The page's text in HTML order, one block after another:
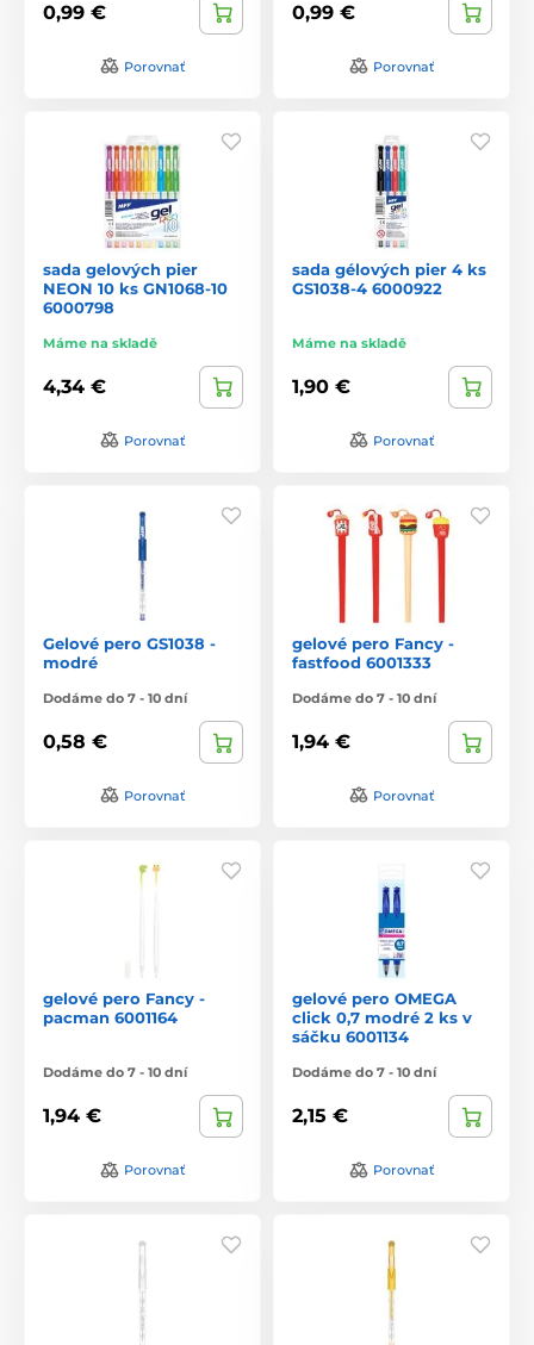
0,99 €
Porovnať
0,99 €
Porovnať
sada gelových pier
NEON 10 ks GN1068-10
6000798
Máme na skladě
4,34 €
Porovnať
sada gélových pier 4 ks
GS1038-4 6000922
Máme na skladě
1,90 €
Porovnať
Gelové pero GS1038 -
modré
Dodáme do 7 - 10 dní
0,58 €
Porovnať
gelové pero Fancy -
fastfood 6001333
Dodáme do 7 - 10 dní
1,94 €
Porovnať
gelové pero Fancy -
pacman 6001164
Dodáme do 7 - 10 dní
1,94 €
Porovnať
gelové pero OMEGA
click 0,7 modré 2 ks v
sáčku 6001134
Dodáme do 7 - 10 dní
2,15 €
Porovnať